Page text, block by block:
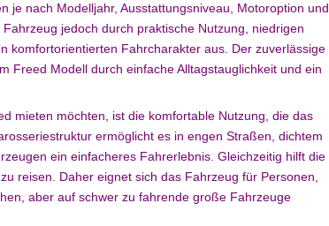
je nach Modelljahr, Ausstattungsniveau, Motoroption und
jedoch durch praktische Nutzung, niedrigen
komfortorientierten Fahrcharakter aus. Der zuverlässige
Freed Modell durch einfache Alltagstauglichkeit und ein
mieten möchten, ist die komfortable Nutzung, die das
ermöglicht es in engen Straßen, dichtem
ein einfacheres Fahrerlebnis. Gleichzeitig hilft die
reisen. Daher eignet sich das Fahrzeug für Personen,
aber auf schwer zu fahrende große Fahrzeuge